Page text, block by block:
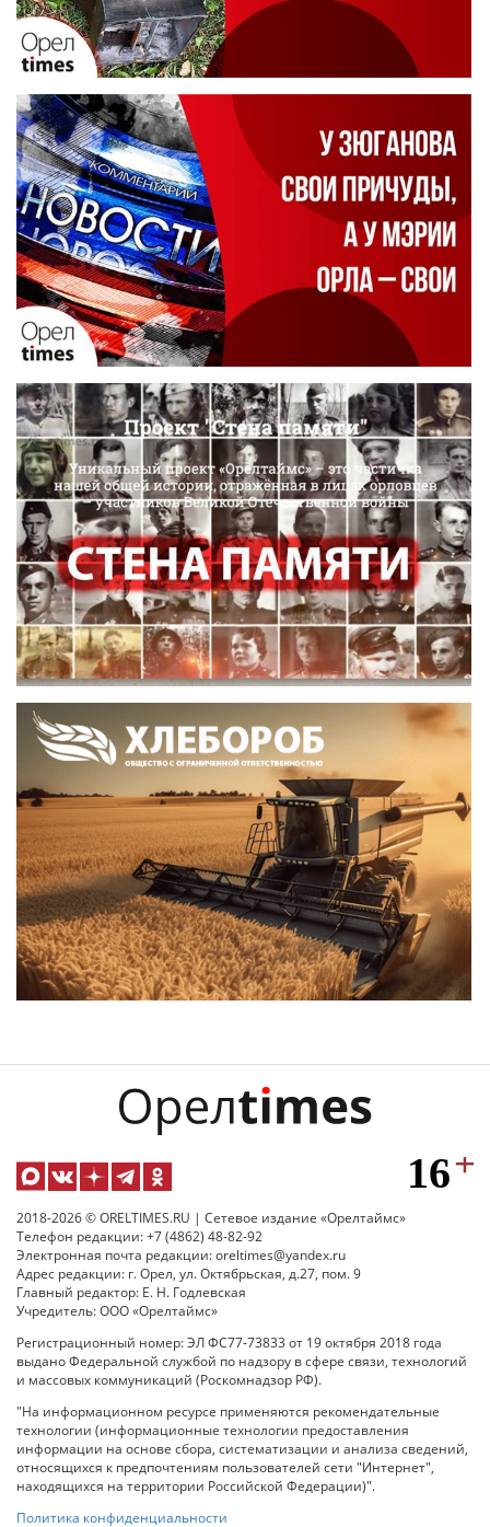
2018-2026 © ORELTIMES.RU | Сетевое издание «Орелтаймс»
Телефон редакции: +7 (4862) 48-82-92
Электронная почта редакции: oreltimes@yandex.ru
Адрес редакции: г. Орел, ул. Октябрьская, д.27, пом. 9
Главный редактор: Е. Н. Годлевская
Учредитель: ООО «Орелтаймс»
Регистрационный номер: ЭЛ ФС77-73833 от 19 октября 2018 года
выдано Федеральной службой по надзору в сфере связи, технологий
и массовых коммуникаций (Роскомнадзор РФ).
"На информационном ресурсе применяются рекомендательные
технологии (информационные технологии предоставления
информации на основе сбора, систематизации и анализа сведений,
относящихся к предпочтениям пользователей сети "Интернет",
находящихся на территории Российской Федерации)".
Политика конфиденциальности